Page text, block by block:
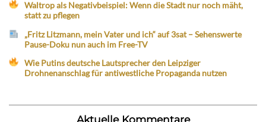
Waltrop als Negativbeispiel: Wenn die Stadt nur noch mäht,
statt zu pflegen
„Fritz Litzmann, mein Vater und ich“ auf 3sat – Sehenswerte
Pause-Doku nun auch im Free-TV
Wie Putins deutsche Lautsprecher den Leipziger
Drohnenanschlag für antiwestliche Propaganda nutzen
Aktuelle Kommentare